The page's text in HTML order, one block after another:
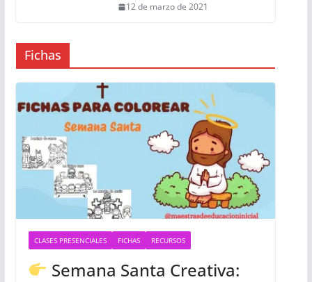
12 de marzo de 2021
Fichas
CLASES PRESENCIALES FICHAS RECURSOS
Semana Santa Creativa: